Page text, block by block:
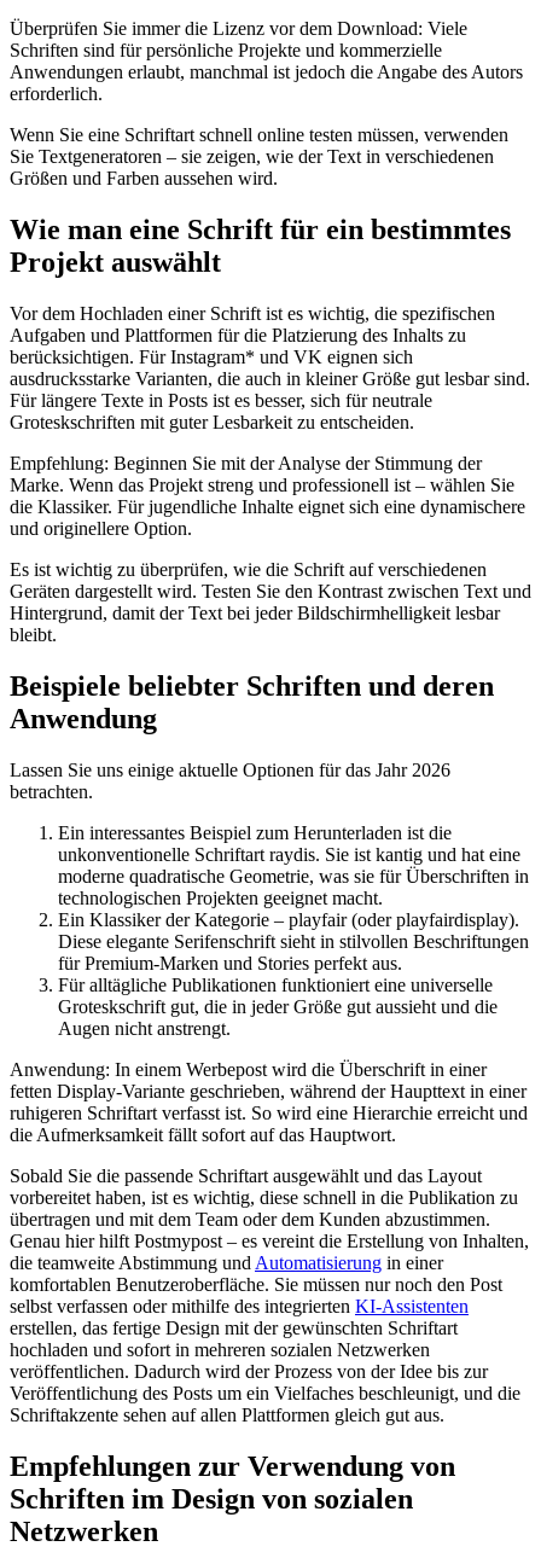
Überprüfen Sie immer die Lizenz vor dem Download: Viele
Schriften sind für persönliche Projekte und kommerzielle
Anwendungen erlaubt, manchmal ist jedoch die Angabe des Autors
erforderlich.
Wenn Sie eine Schriftart schnell online testen müssen, verwenden
Sie Textgeneratoren – sie zeigen, wie der Text in verschiedenen
Größen und Farben aussehen wird.
Wie man eine Schrift für ein bestimmtes
Projekt auswählt
Vor dem Hochladen einer Schrift ist es wichtig, die spezifischen
Aufgaben und Plattformen für die Platzierung des Inhalts zu
berücksichtigen. Für Instagram* und VK eignen sich
ausdrucksstarke Varianten, die auch in kleiner Größe gut lesbar sind.
Für längere Texte in Posts ist es besser, sich für neutrale
Groteskschriften mit guter Lesbarkeit zu entscheiden.
Empfehlung: Beginnen Sie mit der Analyse der Stimmung der
Marke. Wenn das Projekt streng und professionell ist – wählen Sie
die Klassiker. Für jugendliche Inhalte eignet sich eine dynamischere
und originellere Option.
Es ist wichtig zu überprüfen, wie die Schrift auf verschiedenen
Geräten dargestellt wird. Testen Sie den Kontrast zwischen Text und
Hintergrund, damit der Text bei jeder Bildschirmhelligkeit lesbar
bleibt.
Beispiele beliebter Schriften und deren
Anwendung
Lassen Sie uns einige aktuelle Optionen für das Jahr 2026
betrachten.
Ein interessantes Beispiel zum Herunterladen ist die
unkonventionelle Schriftart raydis. Sie ist kantig und hat eine
moderne quadratische Geometrie, was sie für Überschriften in
technologischen Projekten geeignet macht.
Ein Klassiker der Kategorie – playfair (oder playfairdisplay).
Diese elegante Serifenschrift sieht in stilvollen Beschriftungen
für Premium-Marken und Stories perfekt aus.
Für alltägliche Publikationen funktioniert eine universelle
Groteskschrift gut, die in jeder Größe gut aussieht und die
Augen nicht anstrengt.
Anwendung: In einem Werbepost wird die Überschrift in einer
fetten Display-Variante geschrieben, während der Haupttext in einer
ruhigeren Schriftart verfasst ist. So wird eine Hierarchie erreicht und
die Aufmerksamkeit fällt sofort auf das Hauptwort.
Sobald Sie die passende Schriftart ausgewählt und das Layout
vorbereitet haben, ist es wichtig, diese schnell in die Publikation zu
übertragen und mit dem Team oder dem Kunden abzustimmen.
Genau hier hilft Postmypost – es vereint die Erstellung von Inhalten,
die teamweite Abstimmung und Automatisierung in einer
komfortablen Benutzeroberfläche. Sie müssen nur noch den Post
selbst verfassen oder mithilfe des integrierten KI-Assistenten
erstellen, das fertige Design mit der gewünschten Schriftart
hochladen und sofort in mehreren sozialen Netzwerken
veröffentlichen. Dadurch wird der Prozess von der Idee bis zur
Veröffentlichung des Posts um ein Vielfaches beschleunigt, und die
Schriftakzente sehen auf allen Plattformen gleich gut aus.
Empfehlungen zur Verwendung von
Schriften im Design von sozialen
Netzwerken